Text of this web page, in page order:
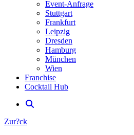
Event-Anfrage
Stuttgart
Frankfurt
Leipzig
Dresden
Hamburg
München
Wien
Franchise
Cocktail Hub
Zur?ck